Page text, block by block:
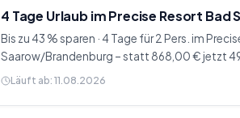
4 Tage Urlaub im Precise Resort Bad
Bis zu 43 % sparen · 4 Tage für 2 Pers. im
Saarow/Brandenburg – statt 868,00 € jetzt
Läuft ab: 11.08.2026